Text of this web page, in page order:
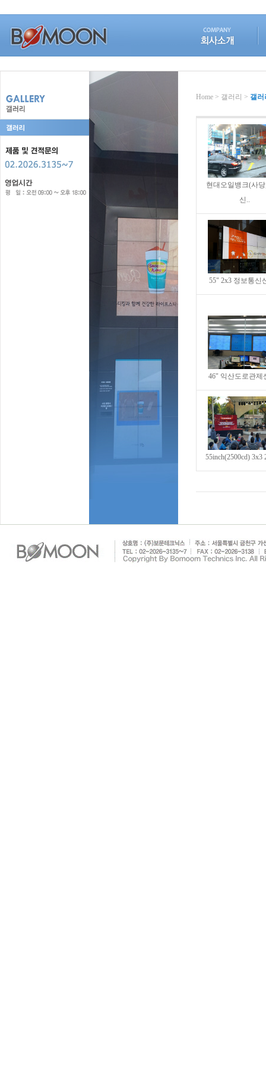
Home > 갤러리 > 갤러
현대오일뱅크(사
신..
55" 2x3 정보통신
46" 익산도로관제
55inch(2500cd) 3x3